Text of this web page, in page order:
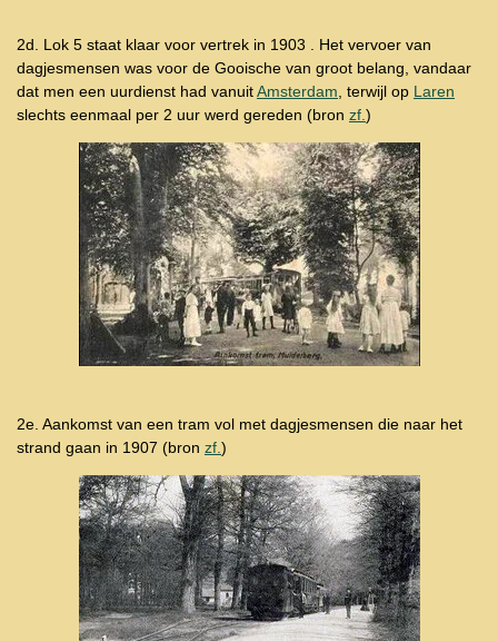
2d. Lok 5 staat klaar voor vertrek in 1903 . Het vervoer van
dagjesmensen was voor de Gooische van groot belang, vandaar
dat men een uurdienst had vanuitAmsterdam , terwijl op Laren
slechts eenmaal per 2 uur werd gereden (bron zf. )
2e. Aankomst van een tram vol met dagjesmensen die naar het
strand gaan in 1907 (bron zf. )